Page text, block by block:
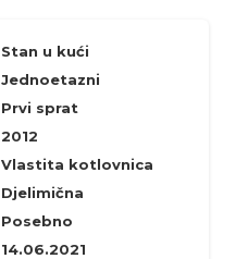
Stan u kući
Jednoetazni
Prvi sprat
2012
Vlastita kotlovnica
Djelimična
Posebno
14.06.2021